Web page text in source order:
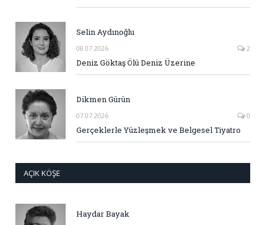
Selin Aydınoğlu
08.07.2026 2
Deniz Göktaş Ölü Deniz Üzerine
Dikmen Gürün
07.07.2026 0
Gerçeklerle Yüzleşmek ve Belgesel Tiyatro
AÇIK KÖŞE
Haydar Bayak